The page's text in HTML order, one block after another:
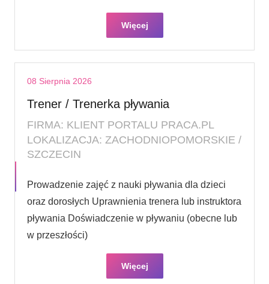
Więcej
08 Sierpnia 2026
Trener / Trenerka pływania
FIRMA: KLIENT PORTALU PRACA.PL
LOKALIZACJA: ZACHODNIOPOMORSKIE /
SZCZECIN
Prowadzenie zajęć z nauki pływania dla dzieci
oraz dorosłych Uprawnienia trenera lub instruktora
pływania Doświadczenie w pływaniu (obecne lub
w przeszłości)
Więcej